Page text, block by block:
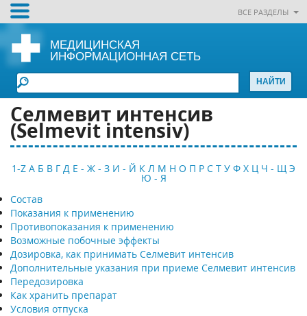
ВСЕ РАЗДЕЛЫ
МЕДИЦИНСКАЯ
ИНФОРМАЦИОННАЯ СЕТЬ
Селмевит интенсив
(Selmevit intensiv)
1-Z А Б В Г Д Е - Ж - З И - Й К Л М Н О П Р С Т У Ф Х Ц Ч - Щ Э
Ю - Я
Состав
Показания к применению
Противопоказания к применению
Возможные побочные эффекты
Дозировка, как принимать Селмевит интенсив
Дополнительные указания при приеме Селмевит интенсив
Передозировка
Как хранить препарат
Условия отпуска